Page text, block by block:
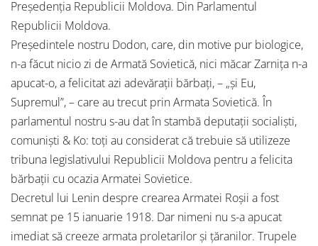
Președenția Republicii Moldova. Din Parlamentul
Republicii Moldova.
Președintele nostru Dodon, care, din motive pur biologice,
n-a făcut nicio zi de Armată Sovietică, nici măcar Zarnița n-a
apucat-o, a felicitat azi adevărații bărbați, – „și Eu,
Supremul”, – care au trecut prin Armata Sovietică. În
parlamentul nostru s-au dat în stambă deputații socialiști,
comuniști & Ko: toți au considerat că trebuie să utilizeze
tribuna legislativului Republicii Moldova pentru a felicita
bărbații cu ocazia Armatei Sovietice.
Decretul lui Lenin despre crearea Armatei Roșii a fost
semnat pe 15 ianuarie 1918. Dar nimeni nu s-a apucat
imediat să creeze armata proletarilor și țăranilor. Trupele